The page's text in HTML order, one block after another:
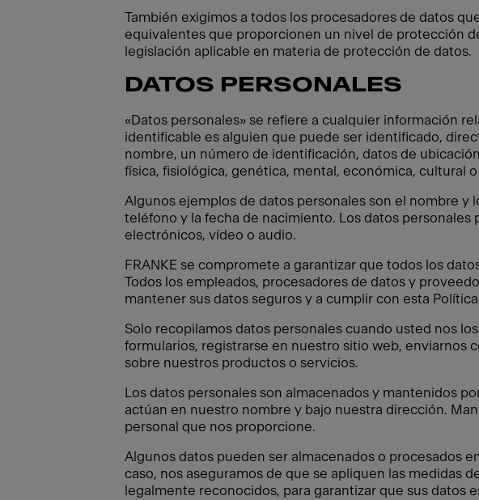
También exigimos a todos los procesadores de datos
equivalentes que proporcionen un nivel de protección
legislación aplicable en materia de protección de datos.
DATOS PERSONALES
«Datos personales» se refiere a cualquier información
identificable es alguien que puede ser identificado,
nombre, un número de identificación, datos de
física, fisiológica, genética, mental, económica, cultural
Algunos ejemplos de datos personales son el nombre
teléfono y la fecha de nacimiento. Los datos
electrónicos, vídeo o audio.
FRANKE se compromete a garantizar que todos los
Todos los empleados, procesadores de datos y
mantener sus datos seguros y a cumplir con esta
Solo recopilamos datos personales cuando usted nos
formularios, registrarse en nuestro sitio web, enviarnos
sobre nuestros productos o servicios.
Los datos personales son almacenados y mantenidos
actúan en nuestro nombre y bajo nuestra dirección.
personal que nos proporcione.
Algunos datos pueden ser almacenados o procesados
caso, nos aseguramos de que se apliquen las medidas
legalmente reconocidos, para garantizar que sus